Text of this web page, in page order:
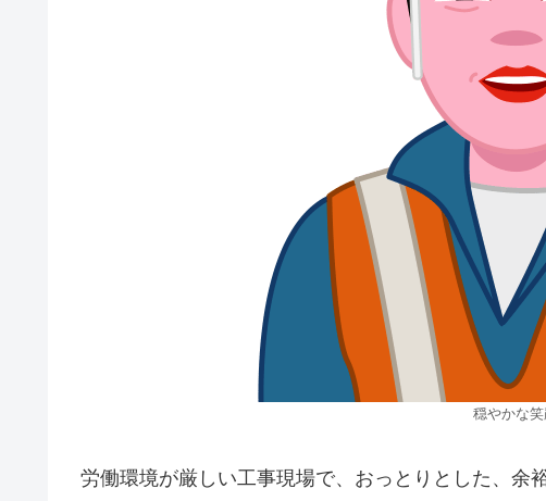
穏やかな笑
労働環境が厳しい工事現場で、おっとりとした、余